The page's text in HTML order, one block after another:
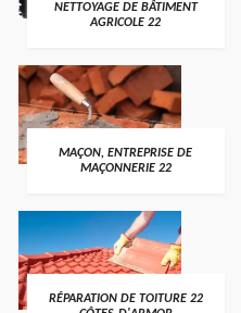
NETTOYAGE DE BÂTIMENT
AGRICOLE 22
MAÇON, ENTREPRISE DE
MAÇONNERIE 22
RÉPARATION DE TOITURE 22